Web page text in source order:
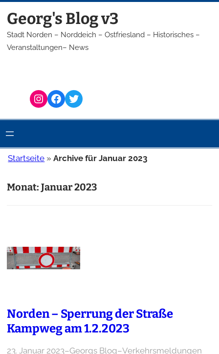
Inhalt
springen
Georg's Blog v3
Stadt Norden – Norddeich – Ostfriesland – Historisches –
Veranstaltungen– News
Instagram Facebook Twitter
Startseite »Archive für Januar 2023
Monat: Januar 2023
Norden – Sperrung der Straße
Kampweg am 1.2.2023
23. Januar 2023–Georgs Blog–Verkehrsmeldungen